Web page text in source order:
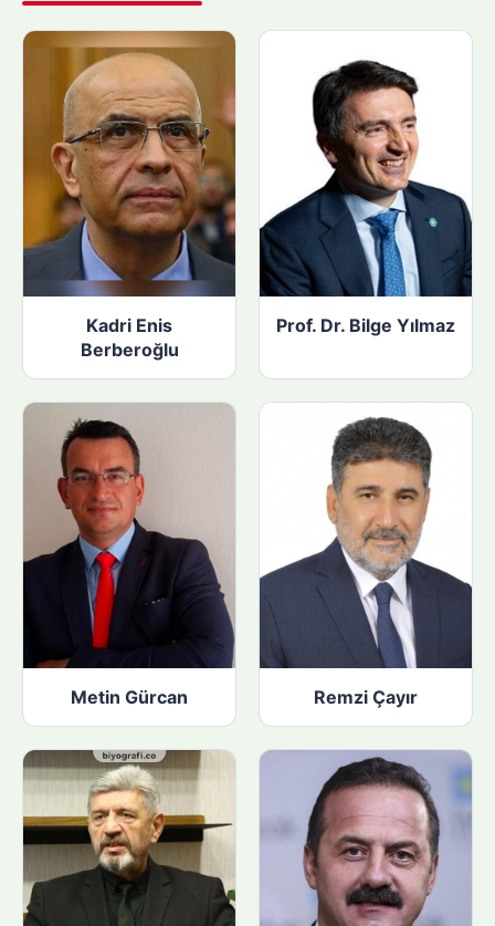
n
Kadri Enis
Berberoğlu
Prof. Dr. Bilge Yılmaz
Metin Gürcan Remzi Çayır